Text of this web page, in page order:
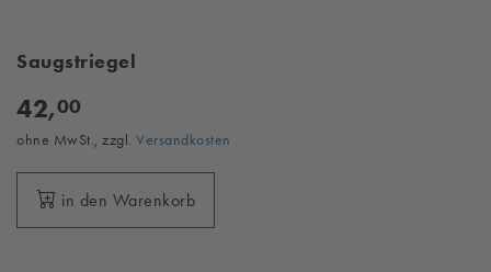
Saugstriegel
42,00
ohne MwSt., zzgl. Versandkosten
in den Warenkorb